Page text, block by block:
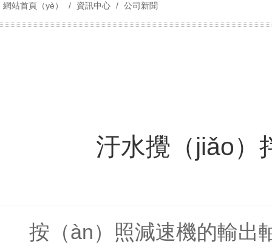
網站首頁（yè） / 資訊中心 / 公司新聞
汙水攪（jiǎo）
按（àn）照減速機的輸出